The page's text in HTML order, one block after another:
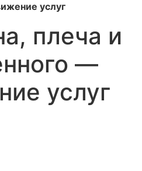
услуг
плеча и
—
услуг